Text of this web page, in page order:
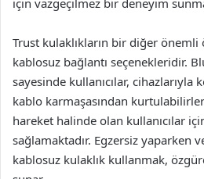
için vazgeçilmez bir deneyim
Trust kulaklıkların bir diğer
kablosuz bağlantı seçenekleridir.
sayesinde kullanıcılar, cihazlarıyla
kablo karmaşasından
hareket halinde olan kullanıcılar
sağlamaktadır. Egzersiz yaparken
kablosuz kulaklık kullanmak,